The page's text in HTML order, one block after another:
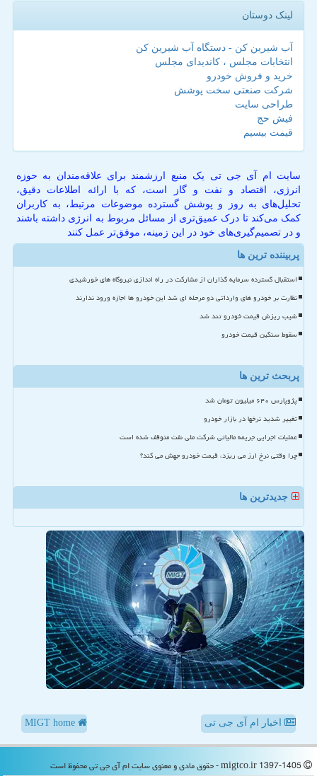
لینک دوستان
آب شیرین کن - دستگاه آب شیرین کن
انتخابات مجلس ، کاندیدای مجلس
خرید و فروش خودرو
شرکت صنعتی سخت پوشش
طراحی سایت
فیش حج
قیمت بیسیم
سایت ام آی جی تی یک منبع ارزشمند برای علاقه‌مندان به حوزه
انرژی، اقتصاد و نفت و گاز است، که با ارائه اطلاعات دقیق،
تحلیل‌های به روز و پوشش گسترده موضوعات مرتبط، به کاربران
کمک می‌کند تا درک عمیق‌تری از مسائل مربوط به انرژی داشته باشند
و در تصمیم‌گیری‌های خود در این زمینه، موفق‌تر عمل کنند
پربیننده ترین ها
استقبال گسترده سرمایه گذاران از مشارکت در راه اندازی نیروگاه های خورشیدی
نظارت بر خودرو های وارداتی دو مرحله ای شد این خودرو ها اجازه ورود ندارند
شیب ریزش قیمت خودرو تند شد
سقوط سنگین قیمت خودرو
پربحث ترین ها
پژوپارس ۶۴۰ میلیون تومان شد
تغییر شدید نرخها در بازار خودرو
عملیات اجرایی جریمه مالیاتی شرکت ملی نفت متوقف شده است
چرا وقتی نرخ ارز می ریزد، قیمت خودرو جهش می کند؟
جدیدترین ها
اخبار ام آی جی تی